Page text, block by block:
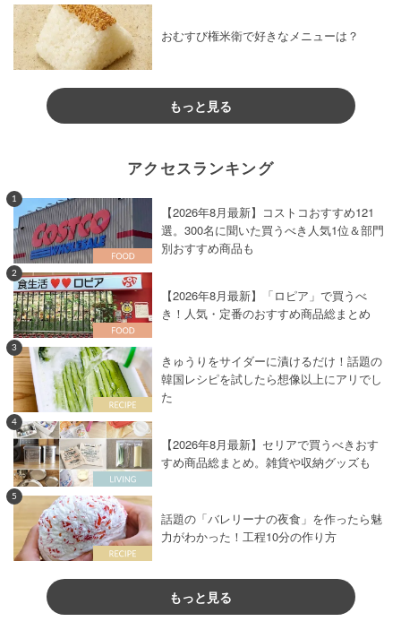
おむすび権米衛で好きなメニューは？
もっと見る
アクセスランキング
1
【2026年8月最新】コストコおすすめ121
選。300名に聞いた買うべき人気1位＆部門
別おすすめ商品も
2
【2026年8月最新】「ロピア」で買うべ
き！人気・定番のおすすめ商品総まとめ
3
きゅうりをサイダーに漬けるだけ！話題の
韓国レシピを試したら想像以上にアリでし
た
4
【2026年8月最新】セリアで買うべきおす
すめ商品総まとめ。雑貨や収納グッズも
5
話題の「バレリーナの夜食」を作ったら魅
力がわかった！工程10分の作り方
もっと見る